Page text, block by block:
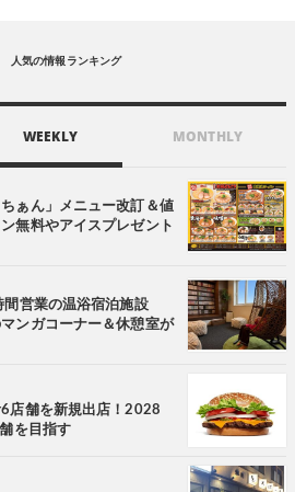
人気の情報ランキング
WEEKLY MONTHLY
ちぁん」メニュー改訂＆値
無料やアイスプレゼント
間営業の温浴宿泊施設
マンガコーナー＆休憩室が
店舗を新規出店！2028
を目指す